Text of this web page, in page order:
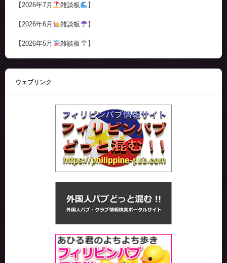
【2026年7月 雑談板 】
【2026年6月 雑談板 】
【2026年5月 雑談板 】
ウェブリンク